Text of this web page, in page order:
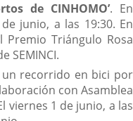
de CINHOMO’. En
junio, a las 19:30. En
Triángulo Rosa
SEMINCI.
recorrido en bici por
con Asamblea
viernes 1 de junio, a las